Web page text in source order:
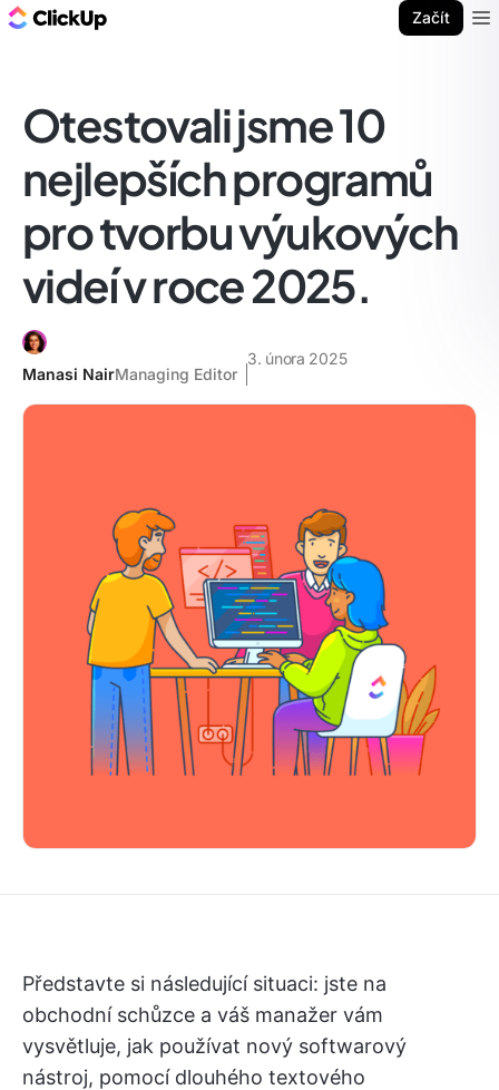
Začít
Otestovali jsme 10
nejlepších programů
pro tvorbu výukových
videí v roce 2025.
Manasi NairManaging Editor
3. února 2025
Představte si následující situaci: jste na
obchodní schůzce a váš manažer vám
vysvětluje, jak používat nový softwarový
nástroj, pomocí dlouhého textového